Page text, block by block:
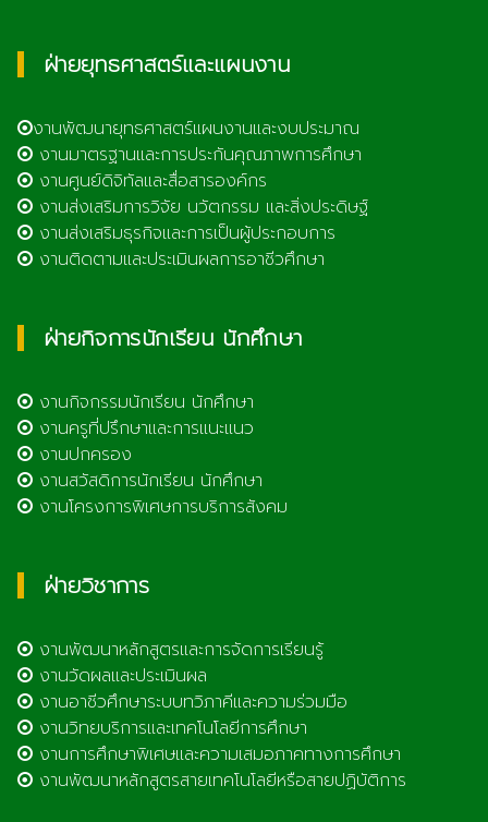
ฝ่ายยุทธศาสตร์และแผนงาน
งานพัฒนายุทธศาสตร์แผนงานและงบประมาณ
งานมาตรฐานและการประกันคุณภาพการศึกษา
งานศูนย์ดิจิทัลและสื่อสารองค์กร
งานส่งเสริมการวิจัย นวัตกรรม และสิ่งประดิษฐ์
งานส่งเสริมธุรกิจและการเป็นผู้ประกอบการ
งานติดตามและประเมินผลการอาชีวศึกษา
ฝ่ายกิจการนักเรียน นักศึกษา
งานกิจกรรมนักเรียน นักศึกษา
งานครูที่ปรึกษาและการแนะแนว
งานปกครอง
งานสวัสดิการนักเรียน นักศึกษา
งานโครงการพิเศษการบริการสังคม
ฝ่ายวิชาการ
งานพัฒนาหลักสูตรและการจัดการเรียนรู้
งานวัดผลและประเมินผล
งานอาชีวศึกษาระบบทวิภาคีและความร่วมมือ
งานวิทยบริการและเทคโนโลยีการศึกษา
งานการศึกษาพิเศษและความเสมอภาคทางการศึกษา
งานพัฒนาหลักสูตรสายเทคโนโลยีหรือสายปฏิบัติการ